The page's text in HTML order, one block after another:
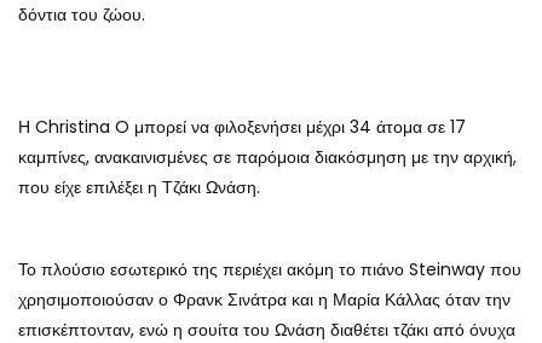
δόντια του ζώου.
Η Christina O μπορεί να φιλοξενήσει μέχρι 34 άτομα σε 17
καμπίνες, ανακαινισμένες σε παρόμοια διακόσμηση με την αρχική,
που είχε επιλέξει η Τζάκι Ωνάση.
Το πλούσιο εσωτερικό της περιέχει ακόμη το πιάνο Steinway που
χρησιμοποιούσαν ο Φρανκ Σινάτρα και η Μαρία Κάλλας όταν την
επισκέπτονταν, ενώ η σουίτα του Ωνάση διαθέτει τζάκι από όνυχα